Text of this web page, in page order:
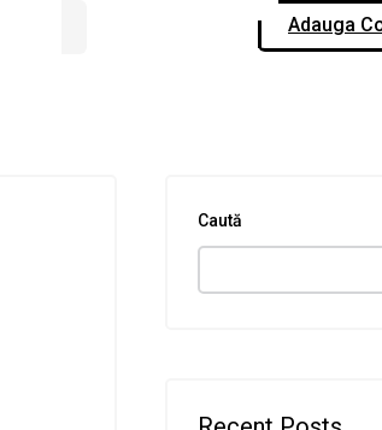
Adauga
Caută